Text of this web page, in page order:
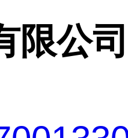
限公司